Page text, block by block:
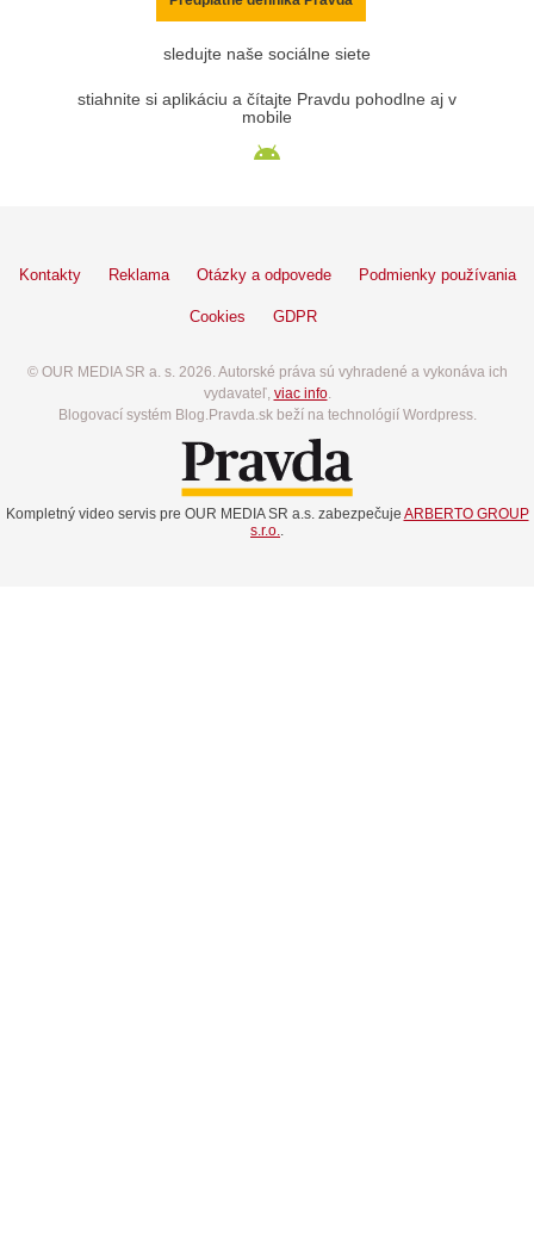
sledujte naše sociálne siete
stiahnite si aplikáciu a čítajte Pravdu pohodlne aj v
mobile
Kontakty Reklama Otázky a odpovede Podmienky používania
Cookies GDPR
© OUR MEDIA SR a. s. 2026. Autorské práva sú vyhradené a vykonáva ich
vydavateľ, viac info.
Blogovací systém Blog.Pravda.sk beží na technológií Wordpress.
Kompletný video servis pre OUR MEDIA SR a.s. zabezpečuje ARBERTO GROUP
s.r.o.